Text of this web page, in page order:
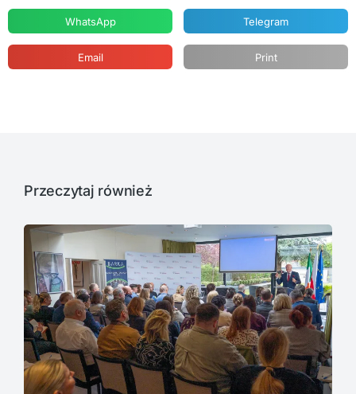
WhatsApp Telegram
Email Print
Przeczytaj również